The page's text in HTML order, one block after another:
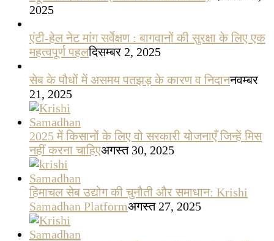
2025
एंटी-हेल नेट मांग सर्वेक्षण : बागवानों की सुरक्षा के लिए एक
महत्वपूर्ण पहलदिसम्बर 2, 2025
सेब के पौधों में असमय पतझड़ के कारण व निदाननवम्बर
21, 2025
2025 में किसानों के लिए वो सरकारी योजनाएँ जिन्हें मिस
नहीं करना चाहिएअगस्त 30, 2025
हिमाचल सेब उद्योग की चुनौती और समाधान: Krishi
Samadhan Platformअगस्त 27, 2025